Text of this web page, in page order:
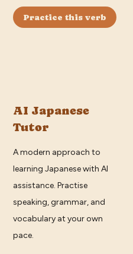
Practice this verb
AI Japanese
Tutor
A modern approach to
learning Japanese with AI
assistance. Practise
speaking, grammar, and
vocabulary at your own
pace.